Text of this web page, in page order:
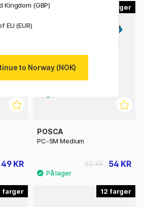
49 KR
POSCA
PC-5M Medium
54 KR
60 KR
12
Kingdom (GBP)
EU (EUR)
to Norway (NOK)